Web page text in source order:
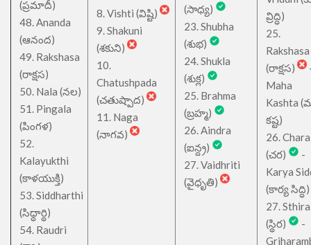
(ప్రమాదీ)
48. Ananda
(ఆనంద)
49. Rakshasa
(రాక్షస)
50. Nala (నల)
51. Pingala
(పింగళ)
52.
Kalayukthi
(కాళయుక్తి)
53. Siddharthi
(సిధ్ధార్థి)
54. Raudri
8. Vishti (విష్టి)
9. Shakuni
(శకుని)
10.
Chatushpada
(చతుష్పాద)
11. Naga
(నాగవ)
(సాధ్య)
23. Shubha
(శుభ)
24. Shukla
(శుక్ల)
25. Brahma
(బ్రహ్మ)
26. Aindra
(ఐన్ద్ర)
27. Vaidhriti
(వైధృతి)
వ్రిద్ధి)
25.
Rakshasa
(రాక్షస)
Maha
Kashta
కష్ట)
26. Chara
(చర)
-
Karya
(కార్య సిద్ధి)
27. Sthira
(స్థిర)
-